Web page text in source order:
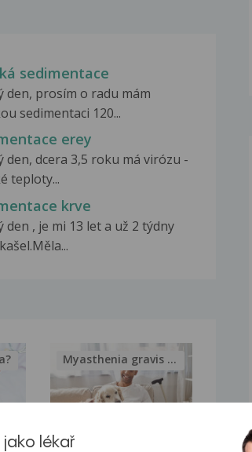
sedimentace
den, prosím o radu mám
sedimentaci 120...
erey
den, dcera 3,5 roku má virózu -
teploty...
krve
den , je mi 13 let a už 2 týdny
Myasthenia gravis – vše, co...
lékař